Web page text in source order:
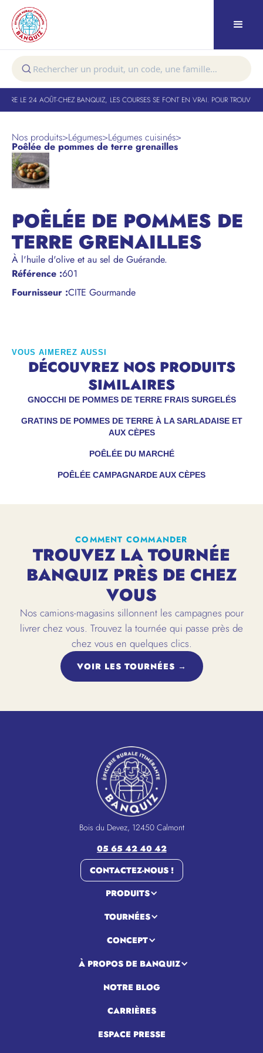
LE 24 AOÛT-CHEZ BANQUIZ, LES COURSES SE FONT EN VRAI. POUR TROUVER
Nos produits>Légumes>Légumes cuisinés>
Poêlée de pommes de terre grenailles
POÊLÉE DE POMMES DE
TERRE GRENAILLES
À l'huile d'olive et au sel de Guérande.
Référence :601
Fournisseur :CITE Gourmande
VOUS AIMEREZ AUSSI
DÉCOUVREZ NOS PRODUITS
SIMILAIRES
POÊLÉE DU MARCHÉ
POÊLÉE CAMPAGNARDE AUX CÈPES
GNOCCHI DE POMMES DE TERRE FRAIS SURGELÉS
GRATINS DE POMMES DE TERRE À LA SARLADAISE ET
AUX CÈPES
COMMENT COMMANDER
TROUVEZ LA TOURNÉE
BANQUIZ PRÈS DE CHEZ
VOUS
Nos camions-magasins sillonnent les campagnes pour
livrer chez vous. Trouvez la tournée qui passe près de
chez vous en quelques clics.
VOIR LES TOURNÉES →
Bois du Devez, 12450 Calmont
05 65 42 40 42
CONTACTEZ-NOUS !
PRODUITS
TOURNÉES
CONCEPT
À PROPOS DE BANQUIZ
NOTRE BLOG
CARRIÈRES
ESPACE PRESSE